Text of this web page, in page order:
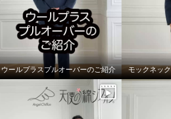
ウールプラスプルオーバーのご紹介